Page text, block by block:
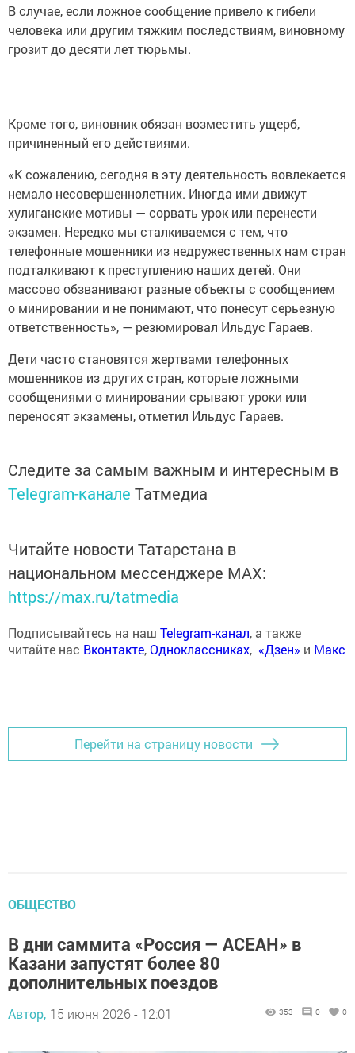
В случае, если ложное сообщение привело к гибели
человека или другим тяжким последствиям, виновному
грозит до десяти лет тюрьмы.
Кроме того, виновник обязан возместить ущерб,
причиненный его действиями.
«К сожалению, сегодня в эту деятельность вовлекается
немало несовершеннолетних. Иногда ими движут
хулиганские мотивы — сорвать урок или перенести
экзамен. Нередко мы сталкиваемся с тем, что
телефонные мошенники из недружественных нам стран
подталкивают к преступлению наших детей. Они
массово обзванивают разные объекты с сообщением
о минировании и не понимают, что понесут серьезную
ответственность», — резюмировал Ильдус Гараев.
Дети часто становятся жертвами телефонных
мошенников из других стран, которые ложными
сообщениями о минировании срывают уроки или
переносят экзамены, отметил Ильдус Гараев.
Следите за самым важным и интересным в
Telegram-канале Татмедиа
Читайте новости Татарстана в
национальном мессенджере MАХ:
https://max.ru/tatmedia
Подписывайтесь на наш Telegram-канал, а также
читайте нас Вконтакте,Одноклассниках, «Дзен» и Макс
Перейти на страницу новости
ОБЩЕСТВО
В дни саммита «Россия — АСЕАН» в
Казани запустят более 80
дополнительных поездов
Автор, 15 июня 2026 - 12:01 353 0 0